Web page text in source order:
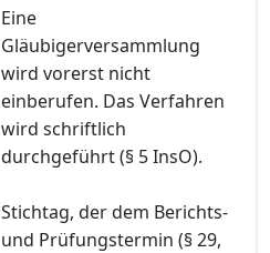
Eine
Gläubigerversammlung
wird vorerst nicht
einberufen. Das Verfahren
wird schriftlich
durchgeführt (§ 5 InsO).
Stichtag, der dem Berichts-
und Prüfungstermin (§ 29,